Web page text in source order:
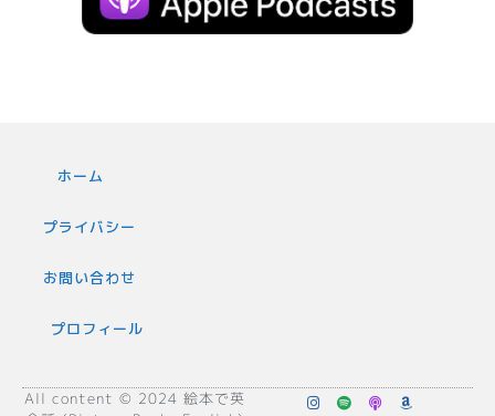
ホーム
プライバシー
お問い合わせ
プロフィール
All content © 2024 絵本で英